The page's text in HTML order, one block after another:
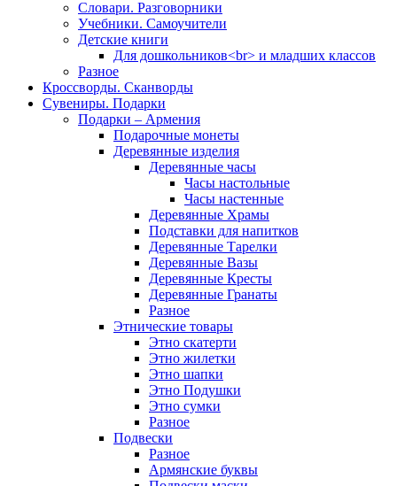
Словари. Разговорники
Учебники. Самоучители
Детские книги
Для дошкольников<br> и младших классов
Разное
Кроссворды. Сканворды
Сувениры. Подарки
Подарки – Армения
Подарочные монеты
Деревянные изделия
Деревянные часы
Часы настольные
Часы настенные
Деревянные Храмы
Подставки для напитков
Деревянные Тарелки
Деревянные Вазы
Деревянные Кресты
Деревянные Гранаты
Разное
Этнические товары
Этно скатерти
Этно жилетки
Этно шапки
Этно Подушки
Этно сумки
Разное
Подвески
Разное
Армянские буквы